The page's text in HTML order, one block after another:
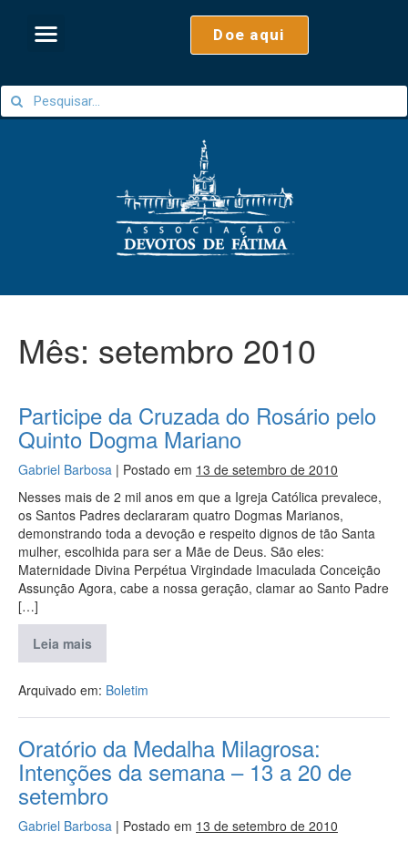
Doe aqui
Mês: setembro 2010
Participe da Cruzada do Rosário pelo
Quinto Dogma Mariano
Gabriel Barbosa | Postado em 13 de setembro de 2010
Nesses mais de 2 mil anos em que a Igreja Católica prevalece,
os Santos Padres declararam quatro Dogmas Marianos,
demonstrando toda a devoção e respeito dignos de tão Santa
mulher, escolhida para ser a Mãe de Deus. São eles:
Maternidade Divina Perpétua Virgindade Imaculada Conceição
Assunção Agora, cabe a nossa geração, clamar ao Santo Padre
[…]
Leia mais
Arquivado em: Boletim
Oratório da Medalha Milagrosa:
Intenções da semana – 13 a 20 de
setembro
Gabriel Barbosa | Postado em 13 de setembro de 2010